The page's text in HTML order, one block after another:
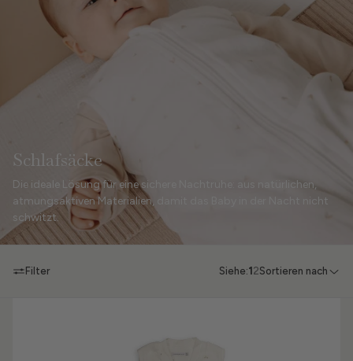
Schlafsäcke
Die ideale Lösung für eine sichere Nachtruhe: aus natürlichen,
atmungsaktiven Materialien, damit das Baby in der Nacht nicht
schwitzt.
Filter Siehe:1 2Sortieren nach